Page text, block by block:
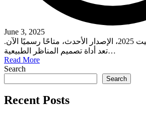
June 3, 2025
أصبح برنامج تحميل ريفيت 2025، الإصدار الأحدث، متاحًا رسميًا الآن.
تعد أداة تصميم المناظر الطبيعية…
Read More
Search
Search
Recent Posts